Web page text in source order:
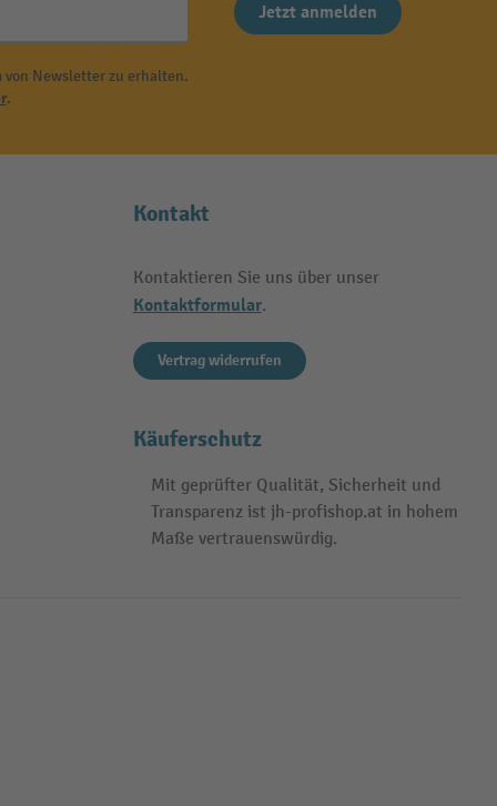
Jetzt anmelden
von Newsletter zu erhalten.
.
Kontakt
Kontaktieren Sie uns über unser
Kontaktformular.
Vertrag widerrufen
Käuferschutz
Mit geprüfter Qualität, Sicherheit und
Transparenz ist jh-profishop.at in hohem
Maße vertrauenswürdig.